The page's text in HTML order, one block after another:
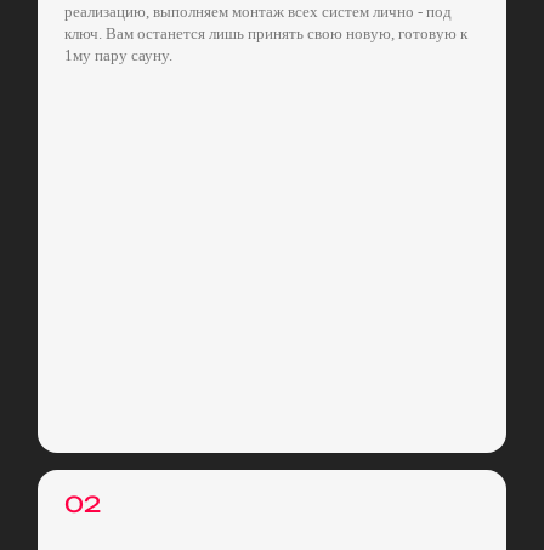
реализацию, выполняем монтаж всех систем лично - под
ключ. Вам останется лишь принять свою новую, готовую к
1му пару сауну.
02